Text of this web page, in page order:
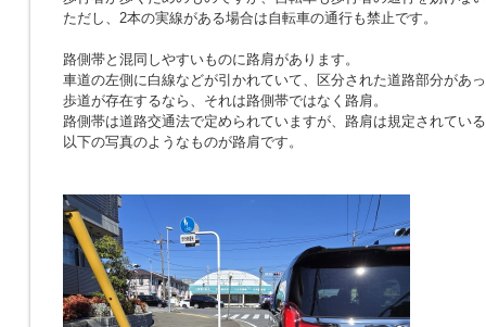
ただし、2本の実線がある場合は自転車の通行も禁止です。
路側帯と混同しやすいものに路肩があります。
車道の左側に白線などが引かれていて、区分された道路部分があ
歩道が存在するなら、それは路側帯ではなく路肩。
路側帯は道路交通法で定められていますが、路肩は規定されてい
以下の写真のようなものが路肩です。